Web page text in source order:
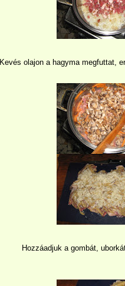
Kevés olajon a hagyma megfuttat,
Hozzáadjuk a gombát,